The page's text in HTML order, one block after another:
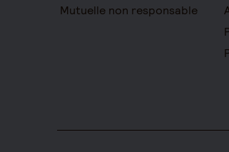
Mutuelle non responsable